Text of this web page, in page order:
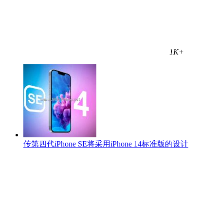
1K+
传第四代‌iPhone SE将采用iPhone 14标准版的设计